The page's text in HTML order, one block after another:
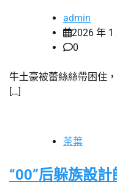
admin
2026 年 1
0
牛土豪被蕾絲絲帶困住
[…]
茶葉
“00”后躲族設